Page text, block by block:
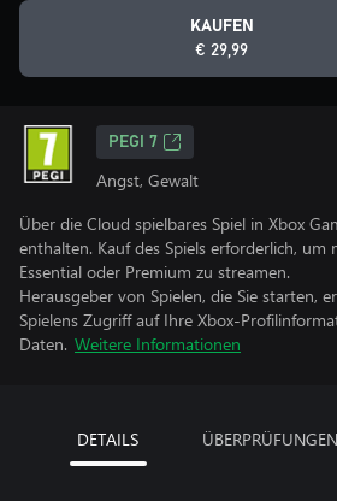
KAUFEN
€ 29,99
PEGI 7
Angst, Gewalt
Über die Cloud spielbares Spiel in Xbox
enthalten. Kauf des Spiels erforderlich, um
Essential oder Premium zu streamen.
Herausgeber von Spielen, die Sie starten,
Spielens Zugriff auf Ihre Xbox-
Daten. Weitere Informationen
DETAILS ÜBERPRÜFUNGEN